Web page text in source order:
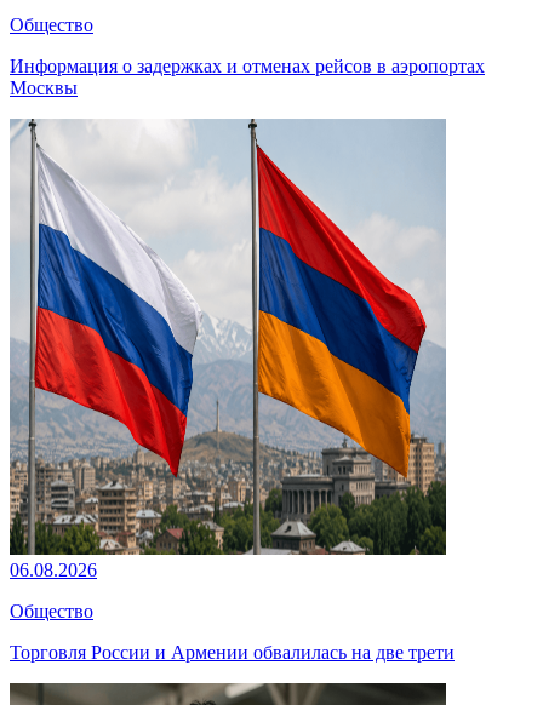
Общество
Информация о задержках и отменах рейсов в аэропортах
Москвы
06.08.2026
Общество
Торговля России и Армении обвалилась на две трети